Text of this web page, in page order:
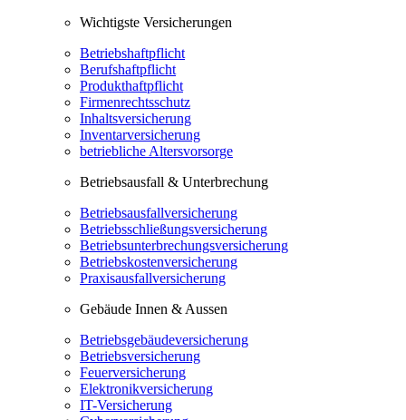
Wichtigste Versicherungen
Betriebshaftpflicht
Berufshaftpflicht
Produkthaftpflicht
Firmenrechtsschutz
Inhaltsversicherung
Inventarversicherung
betriebliche Altersvorsorge
Betriebsausfall & Unterbrechung
Betriebsausfallversicherung
Betriebsschließungsversicherung
Betriebsunterbrechungsversicherung
Betriebskostenversicherung
Praxisausfallversicherung
Gebäude Innen & Aussen
Betriebsgebäudeversicherung
Betriebsversicherung
Feuerversicherung
Elektronikversicherung
IT-Versicherung